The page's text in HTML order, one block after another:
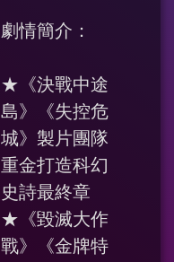
劇情簡介：
★《決戰中途
島》《失控危
城》製片團隊
重金打造科幻
史詩最終章
★《毀滅大作
戰》《金牌特